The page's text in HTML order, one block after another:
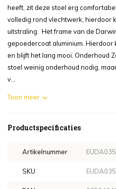
heeft, zit deze stoel erg
volledig rond vlechtwerk, hierdoor
uitstraling. Het frame van de
gepoedercoat aluminium. Hierdoor
en blijft het lang mooi. Onderhoud
stoel weinig onderhoud nodig,
v...
Toon meer
Productspecificaties
Artikelnummer
SKU